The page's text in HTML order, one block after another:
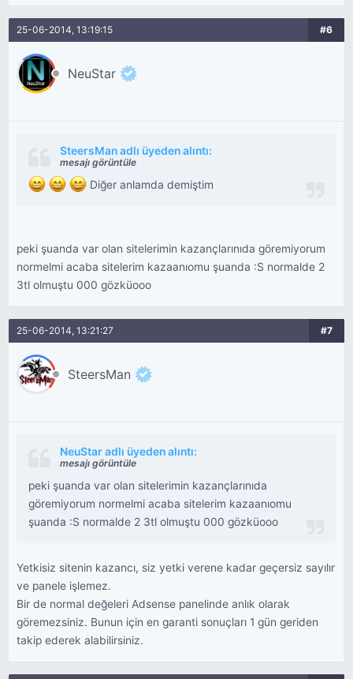
25-06-2014, 13:19:15 #6
NeuStar
SteersMan adlı üyeden alıntı:
mesajı görüntüle
Diğer anlamda demiştim
peki şuanda var olan sitelerimin kazançlarınıda göremiyorum
normelmi acaba sitelerim kazaanıomu şuanda :S normalde 2
3tl olmuştu 000 gözküooo
25-06-2014, 13:21:27 #7
SteersMan
NeuStar adlı üyeden alıntı:
mesajı görüntüle
peki şuanda var olan sitelerimin kazançlarınıda
göremiyorum normelmi acaba sitelerim kazaanıomu
şuanda :S normalde 2 3tl olmuştu 000 gözküooo
Yetkisiz sitenin kazancı, siz yetki verene kadar geçersiz sayılır
ve panele işlemez.
Bir de normal değeleri Adsense panelinde anlık olarak
göremezsiniz. Bunun için en garanti sonuçları 1 gün geriden
takip ederek alabilirsiniz.